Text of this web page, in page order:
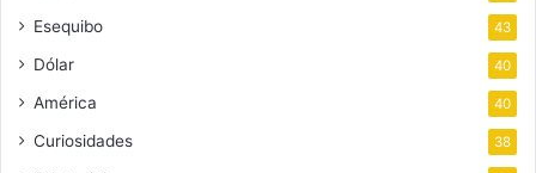
Esequibo 43
Dólar 40
América 40
Curiosidades 38